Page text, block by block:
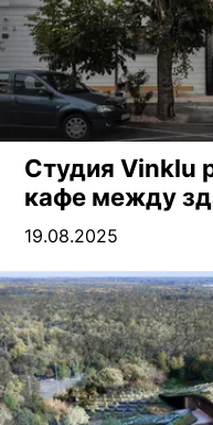
Студия Vinklu
кафе между
19.08.2025